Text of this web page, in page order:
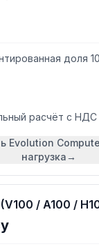
доля
расчёт с НДС
Evolution
нагрузка→
/ A100 /